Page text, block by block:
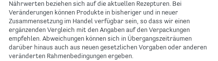
Nährwerten beziehen sich auf die aktuellen Rezepturen. Bei
Veränderungen können Produkte in bisheriger und in neuer
Zusammensetzung im Handel verfügbar sein, so dass wir einen
ergänzenden Vergleich mit den Angaben auf den Verpackungen
empfehlen. Abweichungen können sich in Übergangszeiträumen
darüber hinaus auch aus neuen gesetzlichen Vorgaben oder anderen
veränderten Rahmenbedingungen ergeben.